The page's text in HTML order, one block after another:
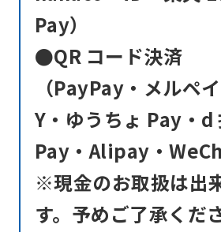
Pay）
●QR コード決済
（PayPay・メルペ
Y・ゆうちょ Pay・d
Pay・Alipay・
※現金のお取扱は出
す。予めご了承くだ